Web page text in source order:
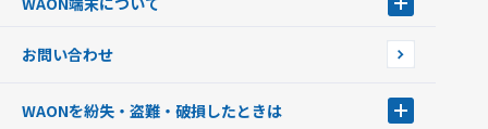
G.G WAON
WAONカード・WAONカードプラス
モバイルWAON
WAONネットステーション
新型WAONステーション
お問い合わせ
WAONを紛失・盗難・破損したときは